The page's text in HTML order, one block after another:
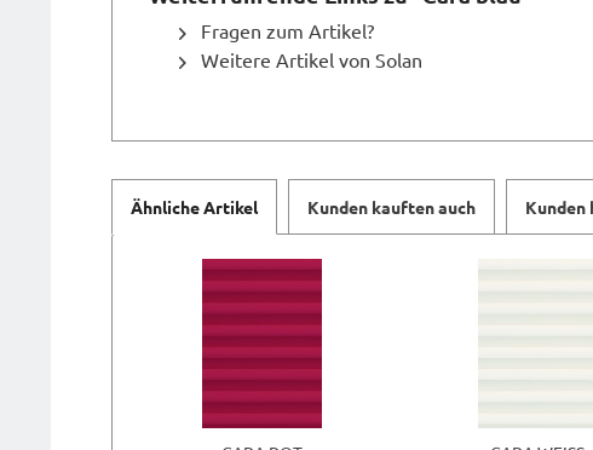
Fragen zum Artikel?
Weitere Artikel von Solan
Ähnliche Artikel Kunden kauften auch Kunden